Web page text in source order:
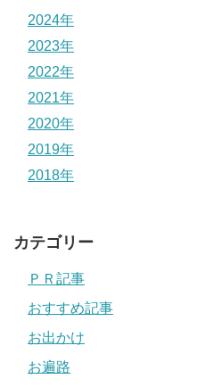
2024年
2023年
2022年
2021年
2020年
2019年
2018年
カテゴリー
ＰＲ記事
おすすめ記事
お出かけ
お遍路